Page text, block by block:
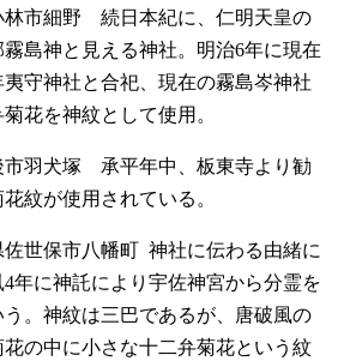
市細野 続日本紀に、仁明天皇の
島神と見える神社。明治6年に現在
守神社と合祀、現在の霧島岑神社
花を神紋として使用。
羽犬塚 承平年中、板東寺より勧
紋が使用されている。
世保市八幡町 神社に伝わる由緒に
年に神託により宇佐神宮から分霊を
。神紋は三巴であるが、唐破風の
の中に小さな十二弁菊花という紋